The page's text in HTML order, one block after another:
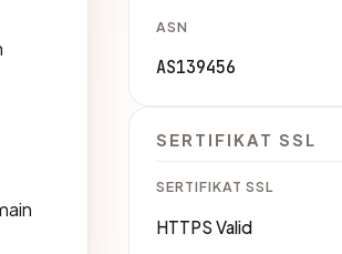
ASN
AS139456
SERTIFIKAT SSL
SERTIFIKAT SSL
HTTPS Valid